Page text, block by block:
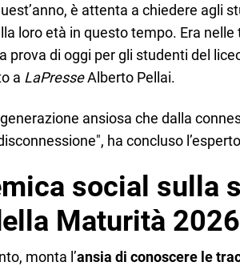
è attenta a chiedere agli
loro età in questo tempo. Era
prova di oggi per gli studenti del
a LaPresseAlberto Pellai.
ansiosa che dalla
ha concluso
social sulla
Maturità 2026
monta l’ansia di conoscere le